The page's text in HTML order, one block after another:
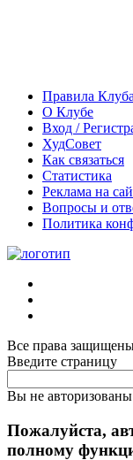
Правила Клуба
О Клубе
Вход /
ХудСовет
Как связаться
Статистика
Реклама на
Вопросы и
Политика
Все права
Введите страницу
Вы не авторизованы
Пожалуйста,
полному